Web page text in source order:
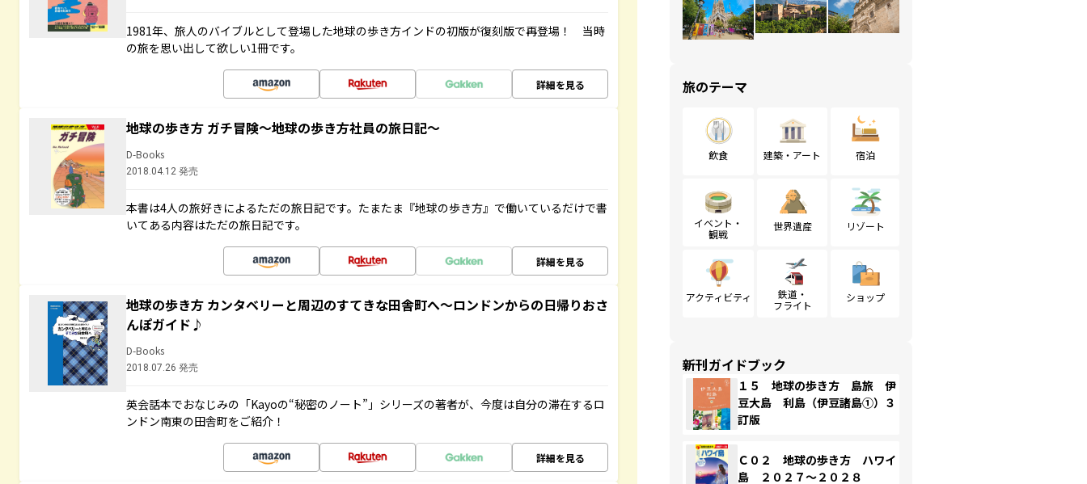
1981年、旅人のバイブルとして登場した地球の歩き方インドの初版が復刻版で再登場！ 当時
の旅を思い出して欲しい1冊です。
詳細を見る
地球の歩き方 ガチ冒険～地球の歩き方社員の旅日記～
D-Books
2018.04.12 発売
本書は4人の旅好きによるただの旅日記です。たまたま『地球の歩き方』で働いているだけで書
いてある内容はただの旅日記です。
詳細を見る
地球の歩き方 カンタベリーと周辺のすてきな田舎町へ～ロンドンからの日帰りおさ
んぽガイド♪
D-Books
2018.07.26 発売
英会話本でおなじみの「Kayoの“秘密のノート”」シリーズの著者が、今度は自分の滞在するロ
ンドン南東の田舎町をご紹介！
詳細を見る
旅のテーマ
飲食 建築・アート 宿泊
イベント・
観戦
世界遺産 リゾート
アクティビティ
鉄道・
フライト
ショップ
新刊ガイドブック
１５ 地球の歩き方 島旅 伊
豆大島 利島（伊豆諸島①）３
訂版
Ｃ０２ 地球の歩き方 ハワイ
島 ２０２７～２０２８